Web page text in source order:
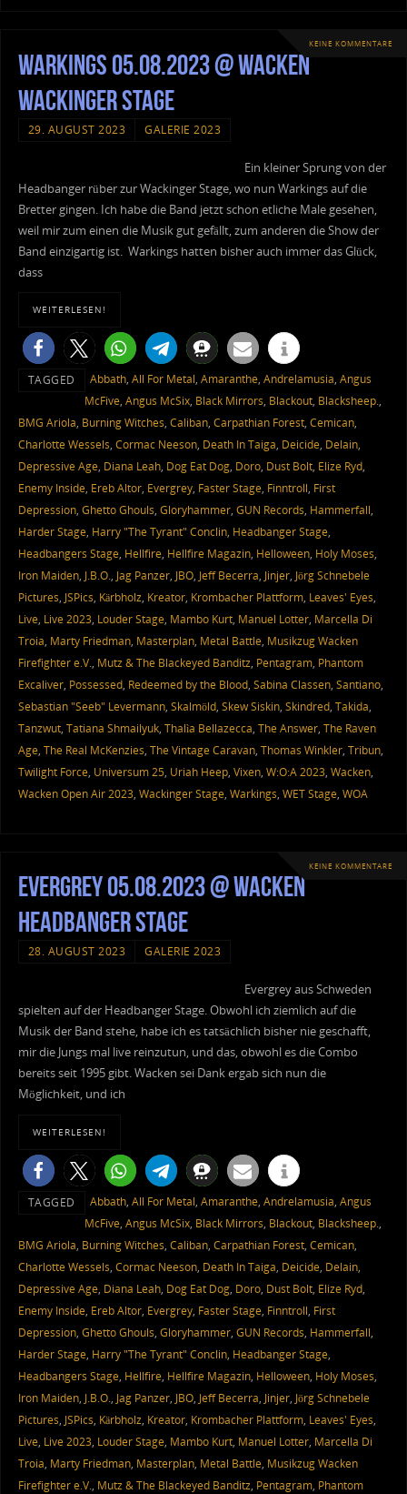
KEINE KOMMENTARE
Warkings 05.08.2023 @ Wacken
Wackinger Stage
29. AUGUST 2023 GALERIE 2023
Ein kleiner Sprung von der
Headbanger rüber zur Wackinger Stage, wo nun Warkings auf die
Bretter gingen. Ich habe die Band jetzt schon etliche Male gesehen,
weil mir zum einen die Musik gut gefällt, zum anderen die Show der
Band einzigartig ist. Warkings hatten bisher auch immer das Glück,
dass
WEITERLESEN!
TAGGED Abbath, All For Metal, Amaranthe, Andrelamusia, Angus
McFive, Angus McSix, Black Mirrors, Blackout, Blacksheep.,
BMG Ariola, Burning Witches, Caliban, Carpathian Forest, Cemican,
Charlotte Wessels, Cormac Neeson, Death In Taiga, Deicide, Delain,
Depressive Age, Diana Leah, Dog Eat Dog, Doro, Dust Bolt, Elize Ryd,
Enemy Inside, Ereb Altor, Evergrey, Faster Stage, Finntroll, First
Depression, Ghetto Ghouls, Gloryhammer, GUN Records, Hammerfall,
Harder Stage, Harry "The Tyrant" Conclin, Headbanger Stage,
Headbangers Stage, Hellfire, Hellfire Magazin, Helloween, Holy Moses,
Iron Maiden, J.B.O., Jag Panzer, JBO, Jeff Becerra, Jinjer, Jörg Schnebele
Pictures, JSPics, Kärbholz, Kreator, Krombacher Plattform, Leaves' Eyes,
Live, Live 2023, Louder Stage, Mambo Kurt, Manuel Lotter, Marcella Di
Troia, Marty Friedman, Masterplan, Metal Battle, Musikzug Wacken
Firefighter e.V., Mutz & The Blackeyed Banditz, Pentagram, Phantom
Excaliver, Possessed, Redeemed by the Blood, Sabina Classen, Santiano,
Sebastian "Seeb" Levermann, Skalmöld, Skew Siskin, Skindred, Takida,
Tanzwut, Tatiana Shmailyuk, Thalìa Bellazecca, The Answer, The Raven
Age, The Real McKenzies, The Vintage Caravan, Thomas Winkler, Tribun,
Twilight Force, Universum 25, Uriah Heep, Vixen, W:O:A 2023, Wacken,
Wacken Open Air 2023, Wackinger Stage, Warkings, WET Stage, WOA
KEINE KOMMENTARE
Evergrey 05.08.2023 @ Wacken
Headbanger Stage
28. AUGUST 2023 GALERIE 2023
Evergrey aus Schweden
spielten auf der Headbanger Stage. Obwohl ich ziemlich auf die
Musik der Band stehe, habe ich es tatsächlich bisher nie geschafft,
mir die Jungs mal live reinzutun, und das, obwohl es die Combo
bereits seit 1995 gibt. Wacken sei Dank ergab sich nun die
Möglichkeit, und ich
WEITERLESEN!
TAGGED Abbath, All For Metal, Amaranthe, Andrelamusia, Angus
McFive, Angus McSix, Black Mirrors, Blackout, Blacksheep.,
BMG Ariola, Burning Witches, Caliban, Carpathian Forest, Cemican,
Charlotte Wessels, Cormac Neeson, Death In Taiga, Deicide, Delain,
Depressive Age, Diana Leah, Dog Eat Dog, Doro, Dust Bolt, Elize Ryd,
Enemy Inside, Ereb Altor, Evergrey, Faster Stage, Finntroll, First
Depression, Ghetto Ghouls, Gloryhammer, GUN Records, Hammerfall,
Harder Stage, Harry "The Tyrant" Conclin, Headbanger Stage,
Headbangers Stage, Hellfire, Hellfire Magazin, Helloween, Holy Moses,
Iron Maiden, J.B.O., Jag Panzer, JBO, Jeff Becerra, Jinjer, Jörg Schnebele
Pictures, JSPics, Kärbholz, Kreator, Krombacher Plattform, Leaves' Eyes,
Live, Live 2023, Louder Stage, Mambo Kurt, Manuel Lotter, Marcella Di
Troia, Marty Friedman, Masterplan, Metal Battle, Musikzug Wacken
Firefighter e.V., Mutz & The Blackeyed Banditz, Pentagram, Phantom